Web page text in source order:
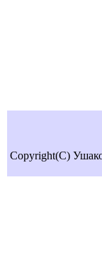
Copyright(C)